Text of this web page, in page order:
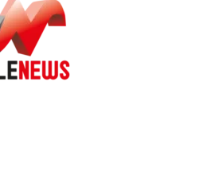
silence vaut mieux que
mots. » .